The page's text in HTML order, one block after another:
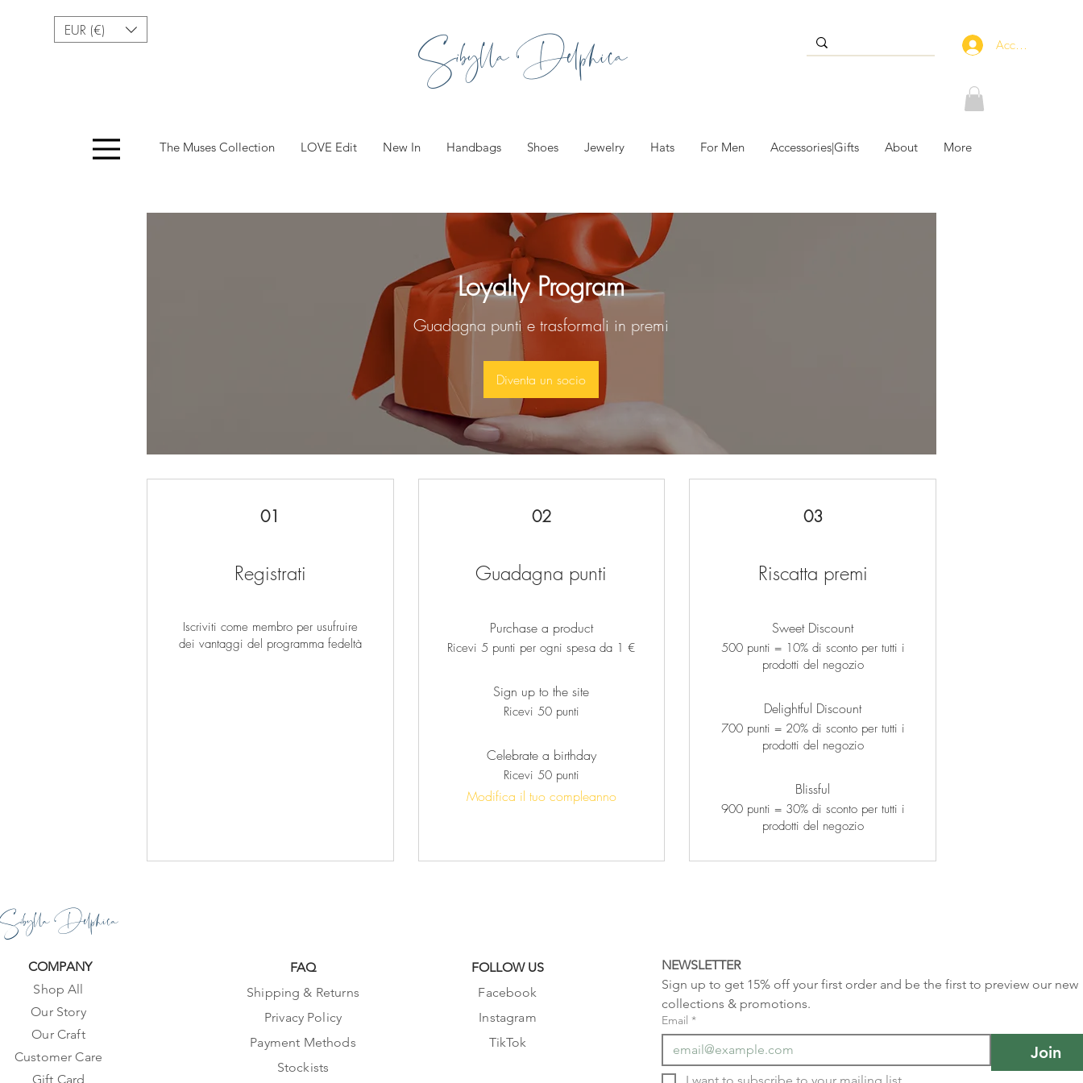
EUR (€) Sibylla Delphica Accedi
The Muses Collection LOVE Edit New In Handbags Shoes Jewelry Hats For Men Accessories|Gifts About More
Loyalty Program
Guadagna punti e trasformali in premi
Diventa un socio
01
Registrati
Iscriviti come membro per usufruire
dei vantaggi del programma fedeltà
02
Guadagna punti
Purchase a product
Ricevi 5 punti per ogni spesa da 1 €
Sign up to the site
Ricevi 50 punti
Celebrate a birthday
Ricevi 50 punti
Modifica il tuo compleanno
03
Riscatta premi
Sweet Discount
500 punti = 10% di sconto per tutti i
prodotti del negozio
Delightful Discount
700 punti = 20% di sconto per tutti i
prodotti del negozio
Blissful
900 punti = 30% di sconto per tutti i
prodotti del negozio
Sibylla Delphica
COMPANY
Shop All
Our Story
Our Craft
Customer Care
Gift Card
FAQ
Shipping & Returns
Privacy Policy
Payment Methods
Stockists
FOLLOW US
Facebook
Instagram
TikTok
NEWSLETTER
Sign up to get 15% off your first order and be the first to preview our new
collections & promotions.
Email *
Join